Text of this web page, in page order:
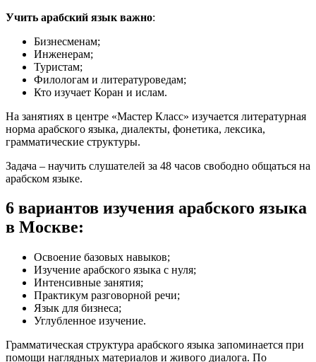
Учить арабский язык важно:
Бизнесменам;
Инженерам;
Туристам;
Филологам и литературоведам;
Кто изучает Коран и ислам.
На занятиях в центре «Мастер Класс» изучается литературная
норма арабского языка, диалекты, фонетика, лексика,
грамматические структуры.
Задача – научить слушателей за 48 часов свободно общаться на
арабском языке.
6 вариантов изучения арабского языка
в Москве:
Освоение базовых навыков;
Изучение арабского языка с нуля;
Интенсивные занятия;
Практикум разговорной речи;
Язык для бизнеса;
Углубленное изучение.
Грамматическая структура арабского языка запоминается при
помощи наглядных материалов и живого диалога. По